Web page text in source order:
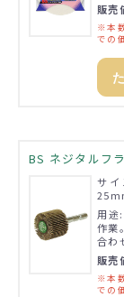
販
※本
での
BS ネジタルフ
サ
用途
作業
合わ
販売
※本
での